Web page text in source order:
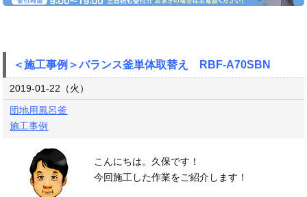
＜施工事例＞バランス釜単体取替え RBF-A70SBN
2019-01-22（火）
団地用風呂釜
施工事例
こんにちは。久保です！
今回施工した作業をご紹介します！